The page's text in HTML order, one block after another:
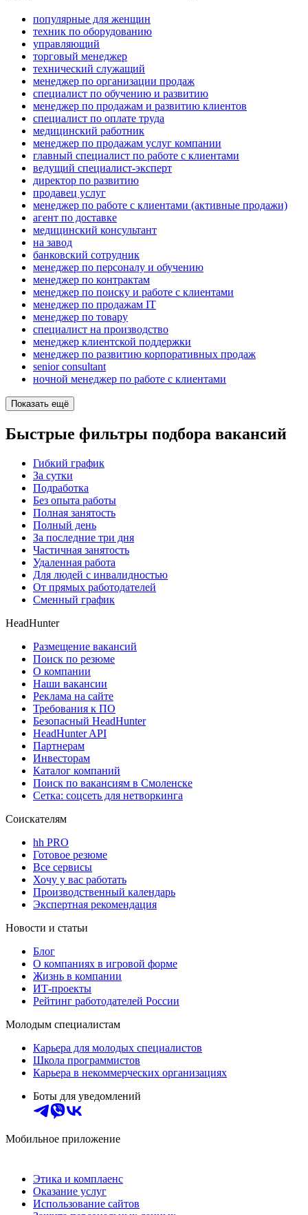
популярные для женщин
техник по оборудованию
управляющий
торговый менеджер
технический служащий
менеджер по организации продаж
специалист по обучению и развитию
менеджер по продажам и развитию клиентов
специалист по оплате труда
медицинский работник
менеджер по продажам услуг компании
главный специалист по работе с клиентами
ведущий специалист-эксперт
директор по развитию
продавец услуг
менеджер по работе с клиентами (активные продажи)
агент по доставке
медицинский консультант
на завод
банковский сотрудник
менеджер по персоналу и обучению
менеджер по контрактам
менеджер по поиску и работе с клиентами
менеджер по продажам IT
менеджер по товару
специалист на производство
менеджер клиентской поддержки
менеджер по развитию корпоративных продаж
senior consultant
ночной менеджер по работе с клиентами
Показать ещё
Быстрые фильтры подбора вакансий
Гибкий график
За сутки
Подработка
Без опыта работы
Полная занятость
Полный день
За последние три дня
Частичная занятость
Удаленная работа
Для людей с инвалидностью
От прямых работодателей
Сменный график
HeadHunter
Размещение вакансий
Поиск по резюме
О компании
Наши вакансии
Реклама на сайте
Требования к ПО
Безопасный HeadHunter
HeadHunter API
Партнерам
Инвесторам
Каталог компаний
Поиск по вакансиям в Смоленске
Сетка: соцсеть для нетворкинга
Соискателям
hh PRO
Готовое резюме
Все сервисы
Хочу у вас работать
Производственный календарь
Экспертная рекомендация
Новости и статьи
Блог
О компаниях в игровой форме
Жизнь в компании
ИТ-проекты
Рейтинг работодателей России
Молодым специалистам
Карьера для молодых специалистов
Школа программистов
Карьера в некоммерческих организациях
Боты для уведомлений
Мобильное приложение
Этика и комплаенс
Оказание услуг
Использование сайтов